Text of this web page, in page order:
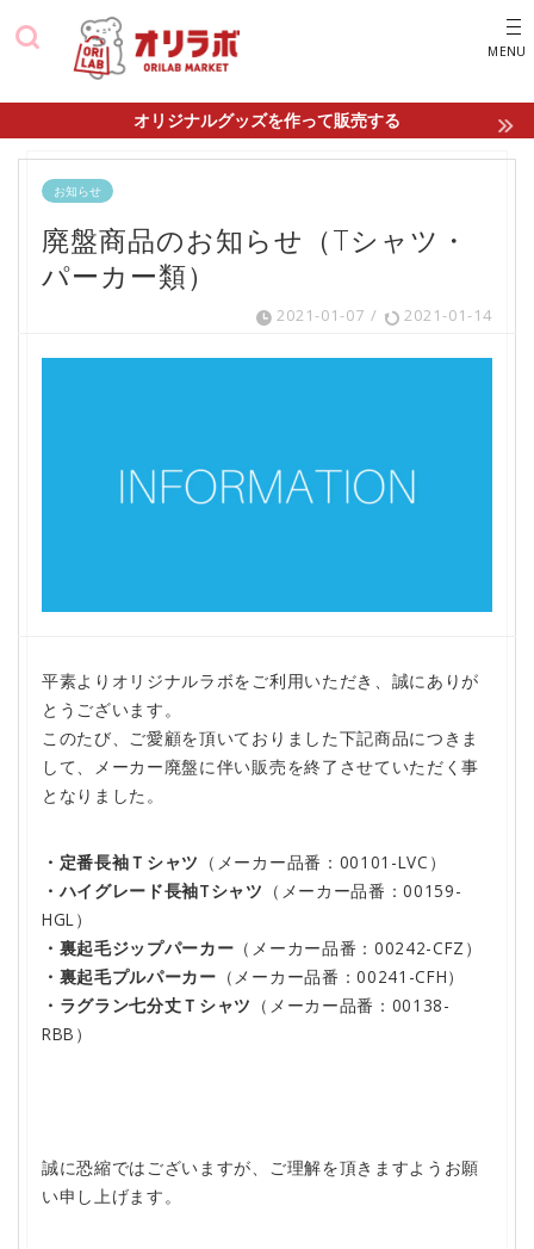
オリジナルグッズを作って販売する
お知らせ
廃盤商品のお知らせ（Tシャツ・
パーカー類）
2021-01-07 / 2021-01-14
平素よりオリジナルラボをご利用いただき、誠にありが
とうございます。
このたび、ご愛顧を頂いておりました下記商品につきま
して、メーカー廃盤に伴い販売を終了させていただく事
となりました。
・定番長袖Ｔシャツ （メーカー品番：00101-LVC）
・ハイグレード長袖Tシャツ （メーカー品番：00159-
HGL）
・裏起毛ジップパーカー （メーカー品番：00242-CFZ）
・裏起毛プルパーカー （メーカー品番：00241-CFH）
・ラグラン七分丈Ｔシャツ （メーカー品番：00138-
RBB）
誠に恐縮ではございますが、ご理解を頂きますようお願
い申し上げます。